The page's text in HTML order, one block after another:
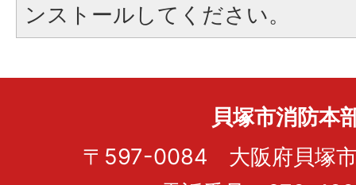
ンストールしてください。
貝塚市消防本
〒597-0084 大阪府貝塚市